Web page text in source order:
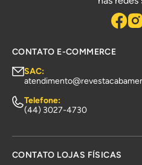
CONTATO E-COMMERCE
SAC:
Telefone:
(44) 3027-4730
CONTATO LOJAS FÍSICAS